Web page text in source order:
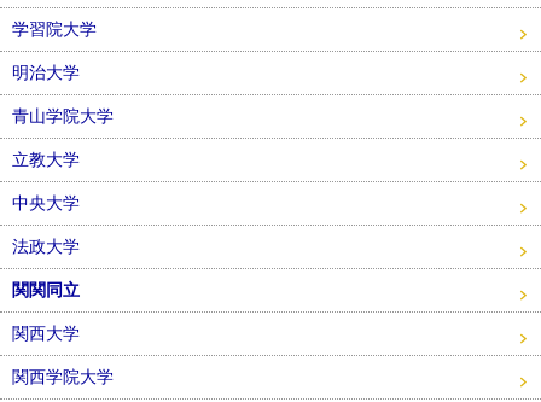
学習院大学
明治大学
青山学院大学
立教大学
中央大学
法政大学
関関同立
関西大学
関西学院大学